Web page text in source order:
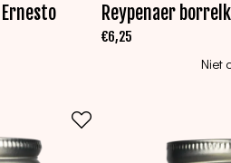
Reypenaer
€6,25
Niet